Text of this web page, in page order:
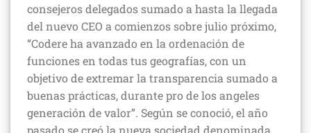
consejeros delegados sumado a hasta la llegada
del nuevo CEO a comienzos sobre julio próximo,
“Codere ha avanzado en la ordenación de
funciones en todas tus geografías, con un
objetivo de extremar la transparencia sumado a
buenas prácticas, durante pro de los angeles
generación de valor”. Según se conoció, el año
pasado se creó la nueva sociedad denominada